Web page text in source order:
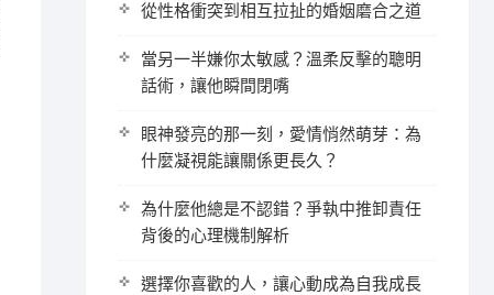
從性格衝突到相互拉扯的婚姻磨合之道
當另一半嫌你太敏感？溫柔反擊的聰明
話術，讓他瞬間閉嘴
眼神發亮的那一刻，愛情悄然萌芽：為
什麼凝視能讓關係更長久？
為什麼他總是不認錯？爭執中推卸責任
背後的心理機制解析
選擇你喜歡的人，讓心動成為自我成長